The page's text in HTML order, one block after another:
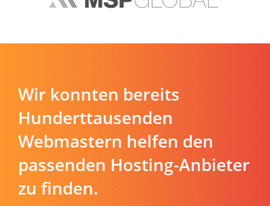
Wir konnten bereits
Hunderttausenden
Webmastern helfen den
passenden Hosting-Anbieter
zu finden.